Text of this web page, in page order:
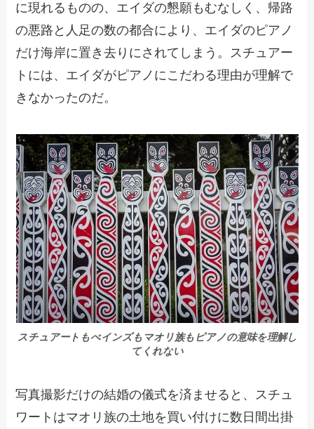
に現れるものの、エイダの懇願もむなしく、帰路
の悪路と人足の数の都合により、エイダのピアノ
だけ海岸に置き去りにされてしまう。スチュアー
トには、エイダがピアノにこだわる理由が理解で
きなかったのだ。
スチュアートもべインズもマオリ族もピアノの意味を理解し
てくれない
写真撮影だけの結婚の儀式を済ませると、スチュ
ワートはマオリ族の土地を買い付けに数日間出掛